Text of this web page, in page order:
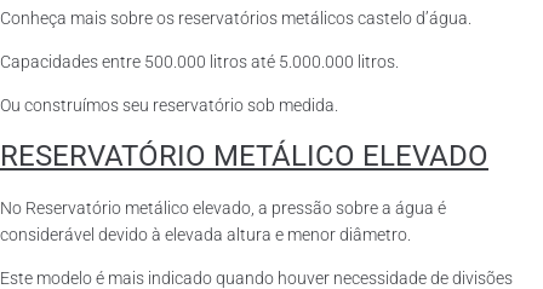
Conheça mais sobre os reservatórios metálicos castelo d’água.
Capacidades entre 500.000 litros até 5.000.000 litros.
Ou construímos seu reservatório sob medida.
RESERVATÓRIO METÁLICO ELEVADO
No Reservatório metálico elevado, a pressão sobre a água é
considerável devido à elevada altura e menor diâmetro.
Este modelo é mais indicado quando houver necessidade de divisões